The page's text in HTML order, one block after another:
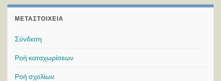
ΜΕΤΑΣΤΟΙΧΕΊΑ
Σύνδεση
Ροή καταχωρίσεων
Ροή σχολίων